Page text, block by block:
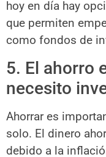
hoy en día hay
que permiten
como fondos de
5. El ahorro
necesito
Ahorrar es
solo. El dinero
debido a la